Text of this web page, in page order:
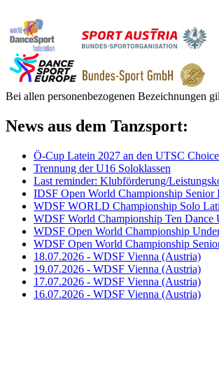
Bei allen personenbezogenen Bezeichnungen
News aus dem Tanzsport:
Ö-Cup Latein 2027 an den UTSC
Trennung der U16 Soloklassen
Last reminder: Klubförderung/
IDSF Open World Championship Senior
WDSF WORLD Championship Solo
WDSF World Championship Ten Dance
WDSF Open World Championship
WDSF Open World Championship
18.07.2026 - WDSF Vienna (Austria)
19.07.2026 - WDSF Vienna (Austria)
17.07.2026 - WDSF Vienna (Austria)
16.07.2026 - WDSF Vienna (Austria)